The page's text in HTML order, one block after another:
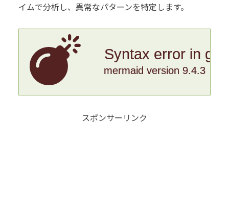
イムで分析し、異常なパターンを特定します。
Syntax error in
mermaid version 9.4.3
スポンサーリンク